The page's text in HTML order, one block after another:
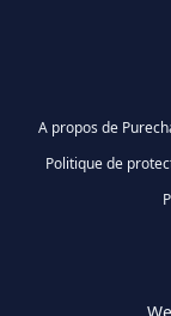
A propos de
Politique de